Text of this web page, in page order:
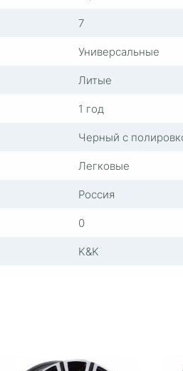
7
Универсальные
Литые
1 год
Черный с
Легковые
Россия
0
K&K